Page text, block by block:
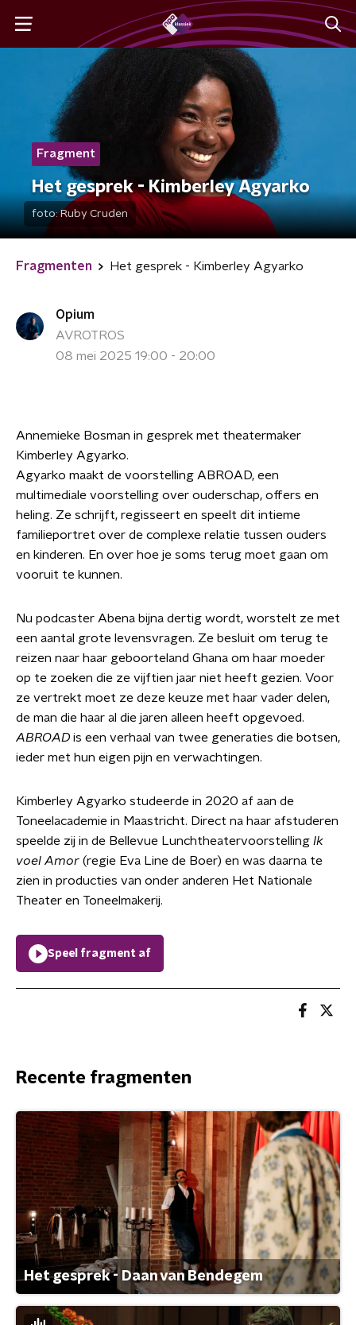
Fragment
Het gesprek - Kimberley Agyarko
foto:Ruby Cruden
Fragmenten Het gesprek - Kimberley Agyarko
Opium
AVROTROS
08 mei 2025 19:00 - 20:00
Annemieke Bosman in gesprek met theatermaker
Kimberley Agyarko.
Agyarko maakt de voorstelling ABROAD, een
multimediale voorstelling over ouderschap, offers en
heling. Ze schrijft, regisseert en speelt dit intieme
familieportret over de complexe relatie tussen ouders
en kinderen. En over hoe je soms terug moet gaan om
vooruit te kunnen.
Nu podcaster Abena bijna dertig wordt, worstelt ze met
een aantal grote levensvragen. Ze besluit om terug te
reizen naar haar geboorteland Ghana om haar moeder
op te zoeken die ze vijftien jaar niet heeft gezien. Voor
ze vertrekt moet ze deze keuze met haar vader delen,
de man die haar al die jaren alleen heeft opgevoed.
ABROAD is een verhaal van twee generaties die botsen,
ieder met hun eigen pijn en verwachtingen.
Kimberley Agyarko studeerde in 2020 af aan de
Toneelacademie in Maastricht. Direct na haar afstuderen
speelde zij in de Bellevue Lunchtheatervoorstelling Ik
voel Amor (regie Eva Line de Boer) en was daarna te
zien in producties van onder anderen Het Nationale
Theater en Toneelmakerij.
Speel fragment af
Recente fragmenten
Het gesprek - Daan van Bendegem